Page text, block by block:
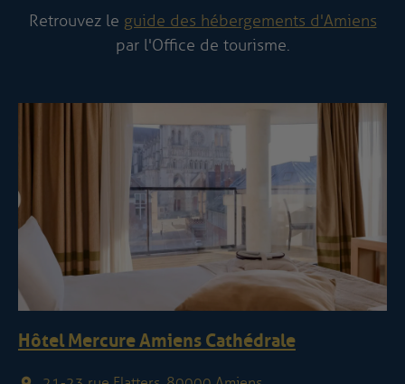
Retrouvez le guide des hébergements d'Amiens
par l'Office de tourisme.
Hôtel Mercure Amiens Cathédrale